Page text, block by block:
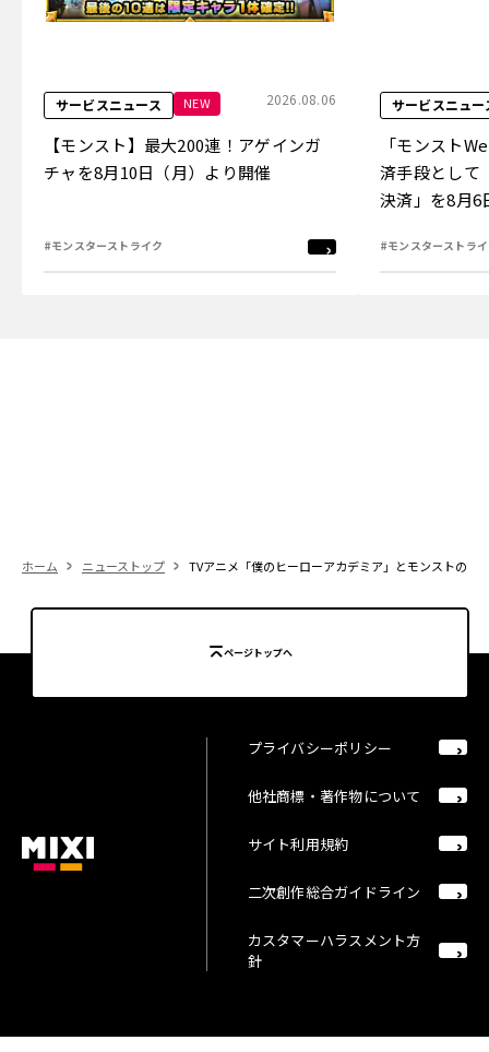
サービスニュース NEW 2026.08.06
【モンスト】最大200連！アゲインガ
チャを8月10日（月）より開催
#モンスターストライク
サービスニュー
「モンスト
済手段として
決済」を8月6
#モンスターストラ
ホーム ニューストップ TVアニメ「僕のヒーローアカデミア」とモンストの
ページトップへ
プライバシーポリシー
他社商標・著作物について
サイト利用規約
二次創作総合ガイドライン
カスタマーハラスメント方
針